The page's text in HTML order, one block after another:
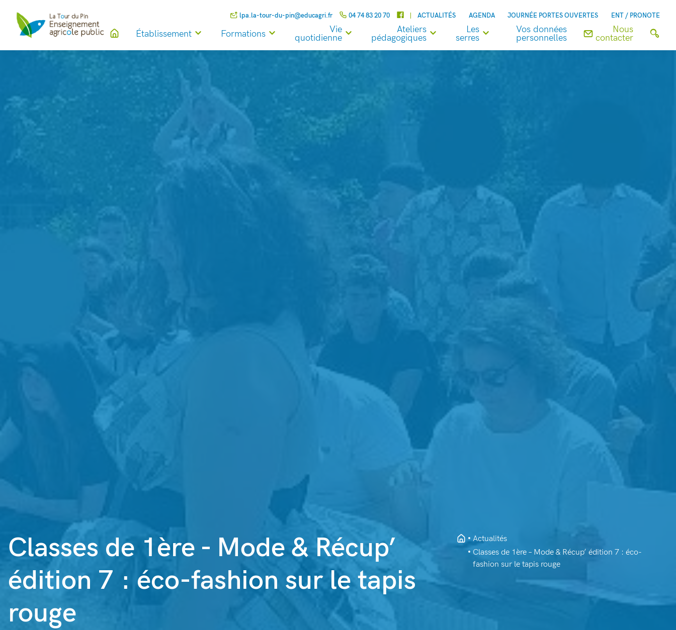
lpa.la-tour-du-pin@educagri.fr 04 74 83 20 70 ACTUALITÉS AGENDA JOURNÉE PORTES OUVERTES ENT / PRONOTE
Établissement Formations
Vie
quotidienne
Ateliers
pédagogiques
Les
serres
Vos données
personnelles
Nous
contacter
Classes de 1ère - Mode & Récup’
édition 7 : éco-fashion sur le tapis
rouge
Actualités
Classes de 1ère – Mode & Récup’ édition 7 : éco-
fashion sur le tapis rouge